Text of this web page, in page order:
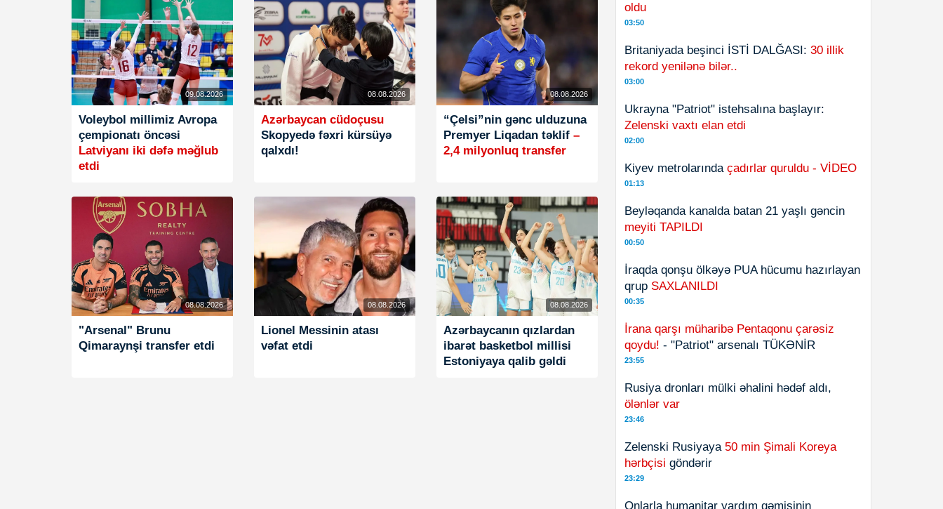
09.08.2026
Voleybol millimiz Avropa
çempionatı öncəsi
Latviyanı iki dəfə məğlub
etdi
08.08.2026
Azərbaycan cüdoçusu
Skopyedə fəxri kürsüyə
qalxdı!
08.08.2026
“Çelsi”nin gənc ulduzuna
Premyer Liqadan təklif –
2,4 milyonluq transfer
08.08.2026
"Arsenal" Brunu
Qimaraynşi transfer etdi
08.08.2026
Lionel Messinin atası
vəfat etdi
08.08.2026
Azərbaycanın qızlardan
ibarət basketbol millisi
Estoniyaya qalib gəldi
oldu
03:50
Britaniyada beşinci İSTİ DALĞASI: 30 illik
rekord yenilənə bilər..
03:00
Ukrayna "Patriot" istehsalına başlayır:
Zelenski vaxtı elan etdi
02:00
Kiyev metrolarında çadırlar quruldu - VİDEO
01:13
Beyləqanda kanalda batan 21 yaşlı gəncin
meyiti TAPILDI
00:50
İraqda qonşu ölkəyə PUA hücumu hazırlayan
qrup SAXLANILDI
00:35
İrana qarşı müharibə Pentaqonu çarəsiz
qoydu! - "Patriot" arsenalı TÜKƏNİR
23:55
Rusiya dronları mülki əhalini hədəf aldı,
ölənlər var
23:46
Zelenski Rusiyaya 50 min Şimali Koreya
hərbçisi göndərir
23:29
Onlarla humanitar yardım gəmisinin